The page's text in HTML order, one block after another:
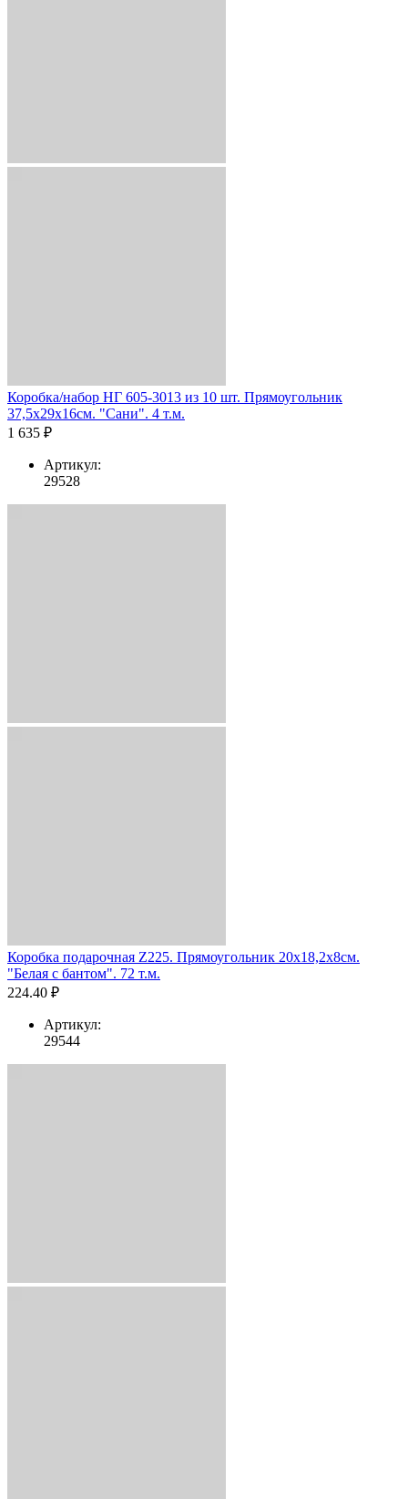
Коробка/набор НГ 605-3013 из 10 шт. Прямоугольник
37,5х29х16см. "Сани". 4 т.м.
1 635 ₽
Артикул:
29528
Коробка подарочная Z225. Прямоугольник 20х18,2х8см.
"Белая с бантом". 72 т.м.
224.40 ₽
Артикул:
29544